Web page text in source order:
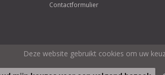
Contactformulier
Deze website gebruikt cookies om uw